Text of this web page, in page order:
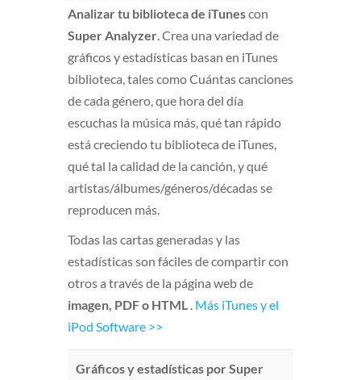
Analizar tu biblioteca de iTunescon
Super Analyzer. Crea una variedad de
gráficos y estadísticas basan en iTunes
biblioteca, tales como Cuántas canciones
de cada género, que hora del día
escuchas la música más, qué tan rápido
está creciendo tu biblioteca de iTunes,
qué tal la calidad de la canción, y qué
artistas/álbumes/géneros/décadas se
reproducen más.
Todas las cartas generadas y las
estadísticas son fáciles de compartir con
otros a través de la página web de
imagen, PDF o HTML . Más iTunes y el
iPod Software >>
Gráficos y estadísticas por Super